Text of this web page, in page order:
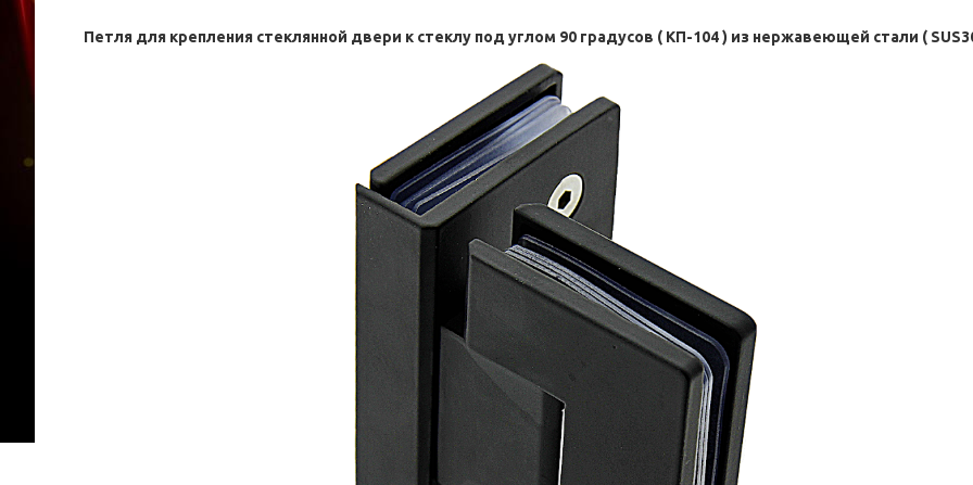
Петля для крепления стеклянной двери к стеклу под углом 90 градусов ( КП-104 ) из нержавеющей стали (